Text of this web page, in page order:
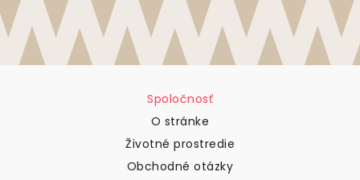
Spoločnosť
O stránke
Životné prostredie
Obchodné otázky